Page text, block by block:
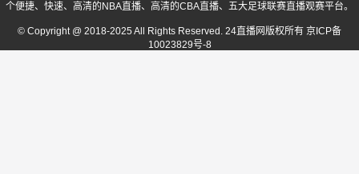
个便捷、快速、高清的NBA直播、高清的CBA直播、五大足球联赛直播观赛平台。
© Copyright @ 2018-2025 All Rights Reserved. 24直播网版权所有 京ICP备
10023829号-8